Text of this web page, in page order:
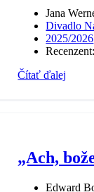
Jana
Divadlo
2025/2026
Čítať ďalej
„Ach,
Edward